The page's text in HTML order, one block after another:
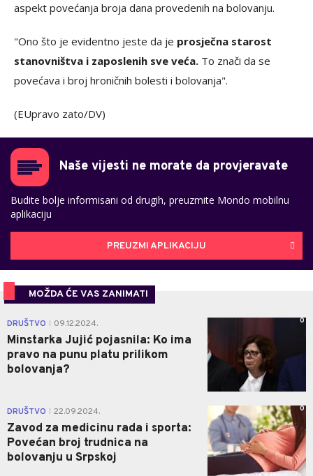
aspekt povećanja broja dana provedenih na bolovanju.
"Ono što je evidentno jeste da je prosječna starost
stanovništva i zaposlenih sve veća. To znači da se
povećava i broj hroničnih bolesti i bolovanja".
(EUpravo zato/DV)
Naše vijesti ne morate da provjeravate
Budite bolje informisani od drugih, preuzmite Mondo mobilnu
aplikaciju
PREUZMI APLIKACIJU
MOŽDA ĆE VAS ZANIMATI
DRUŠTVO 09.12.2024.
Minstarka Jujić pojasnila: Ko ima
pravo na punu platu prilikom
bolovanja?
0
DRUŠTVO 22.09.2024.
Zavod za medicinu rada i sporta:
Povećan broj trudnica na
bolovanju u Srpskoj
0